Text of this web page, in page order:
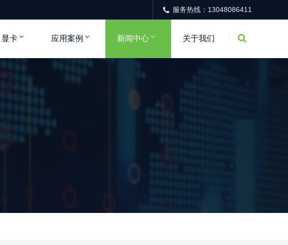
服务热线：13048086411
显卡 应用案例 新闻中心 关于我们